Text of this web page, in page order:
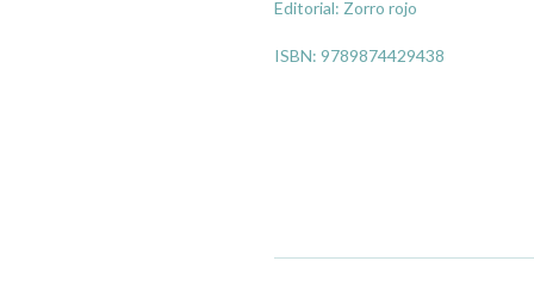
Editorial: Zorro rojo
ISBN: 9789874429438